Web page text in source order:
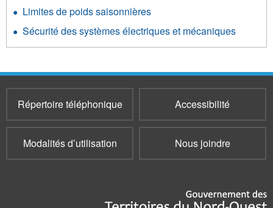
Limites de poids saisonnières
Sécurité des systèmes électriques et mécaniques
Répertoire téléphonique Accessibilité
Modalités d’utilisation Nous joindre